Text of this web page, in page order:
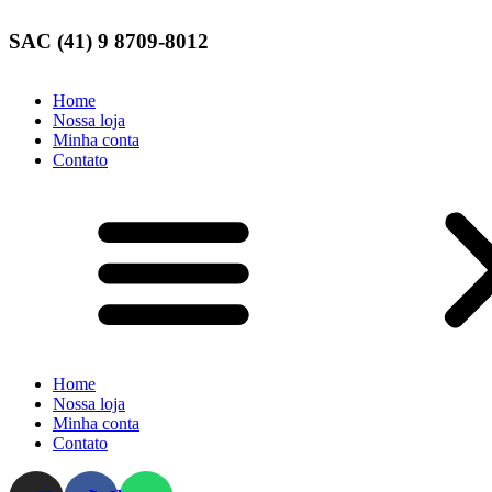
SAC (41) 9 8709-8012
Home
Nossa loja
Minha conta
Contato
Home
Nossa loja
Minha conta
Contato